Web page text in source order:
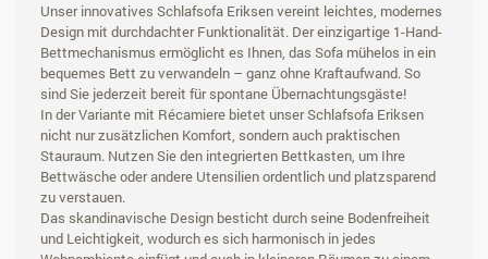
Unser innovatives Schlafsofa Eriksen vereint leichtes, modernes
Design mit durchdachter Funktionalität. Der einzigartige 1-Hand-
Bettmechanismus ermöglicht es Ihnen, das Sofa mühelos in ein
bequemes Bett zu verwandeln – ganz ohne Kraftaufwand. So
sind Sie jederzeit bereit für spontane Übernachtungsgäste!
In der Variante mit Récamiere bietet unser Schlafsofa Eriksen
nicht nur zusätzlichen Komfort, sondern auch praktischen
Stauraum. Nutzen Sie den integrierten Bettkasten, um Ihre
Bettwäsche oder andere Utensilien ordentlich und platzsparend
zu verstauen.
Das skandinavische Design besticht durch seine Bodenfreiheit
und Leichtigkeit, wodurch es sich harmonisch in jedes